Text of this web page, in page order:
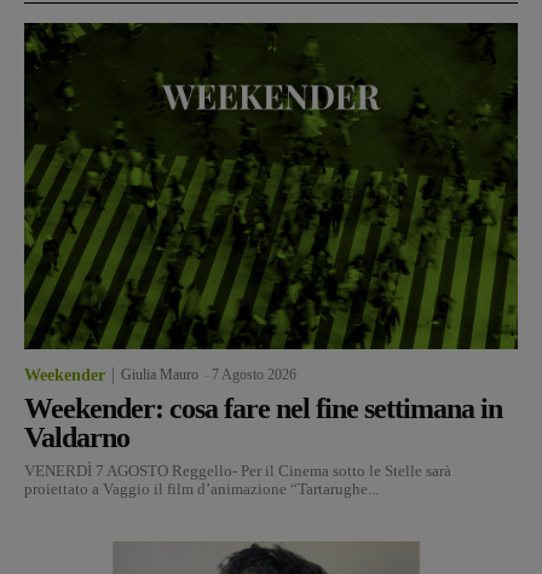
Weekender Giulia Mauro 7 Agosto 2026
Weekender: cosa fare nel fine settimana in
Valdarno
VENERDÌ 7 AGOSTO Reggello- Per il Cinema sotto le Stelle sarà
proiettato a Vaggio il film d’animazione “Tartarughe...